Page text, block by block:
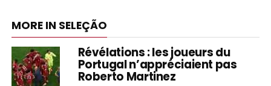
MORE IN SELEÇÃO
Révélations : les joueurs du
Portugal n’appréciaient pas
Roberto Martinez